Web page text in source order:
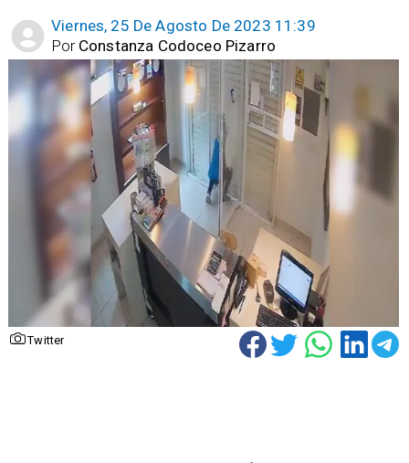
Viernes, 25 De Agosto De 2023 11:39
Constanza Codoceo Pizarro
Por
Twitter